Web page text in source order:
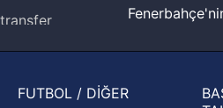
Zabrze'yi
basından
FUTBOL / DİĞER